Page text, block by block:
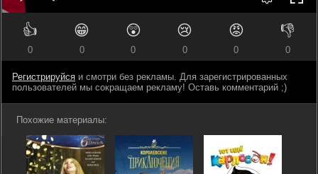
👍
0
😁
0
😲
0
😢
0
😡
0
👎
0
Регистрируйся и смотри без рекламы. Для зарегистрированных
пользователей мы сокращаем рекламу! Оставь комментарий ;)
Похожие материалы: